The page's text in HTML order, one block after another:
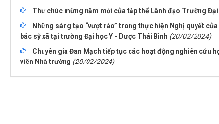
Thư chúc mừng năm mới của tập thể Lãnh đạo Trường Đại
Những sáng tạo “vượt rào” trong thực hiện Nghị quyết
bác sỹ xã tại trường Đại học Y - Dược Thái Bình (20/02/2024)
Chuyên gia Đan Mạch tiếp tục các hoạt động nghiên cứu
viên Nhà trường (20/02/2024)